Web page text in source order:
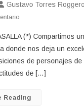
Gustavo Torres
En
LARGO
Y
DIFICULTOSO
CAMINO
MEMORIA,
(*) Compartimos
donde nos deja un
de personajes de
de […]
Reading